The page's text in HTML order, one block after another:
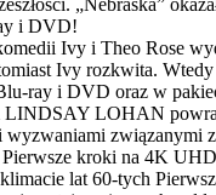
„Nebraska”
i DVD!
Ivy i Theo Rose
Ivy rozkwita.
ray i DVD oraz w
LOHAN
wyzwaniami związanymi
Pierwsze kroki na 4K
lat 60-tych